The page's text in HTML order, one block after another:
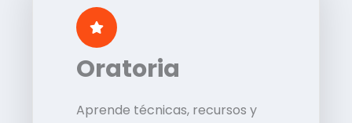
Oratoria
Aprende técnicas, recursos y